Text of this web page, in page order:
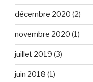
décembre 2020 (2)
novembre 2020 (1)
juillet 2019 (3)
juin 2018 (1)